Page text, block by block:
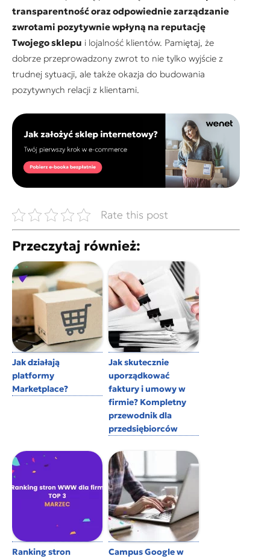
transparentność oraz odpowiednie zarządzanie
zwrotami pozytywnie wpłyną na reputację
Twojego sklepu i lojalność klientów. Pamiętaj, że
dobrze przeprowadzony zwrot to nie tylko wyjście z
trudnej sytuacji, ale także okazja do budowania
pozytywnych relacji z klientami.
Rate this post
Przeczytaj również:
Jak działają
platformy
Marketplace?
Jak skutecznie
uporządkować
faktury i umowy w
firmie? Kompletny
przewodnik dla
przedsiębiorców
Ranking stron
Campus Google w